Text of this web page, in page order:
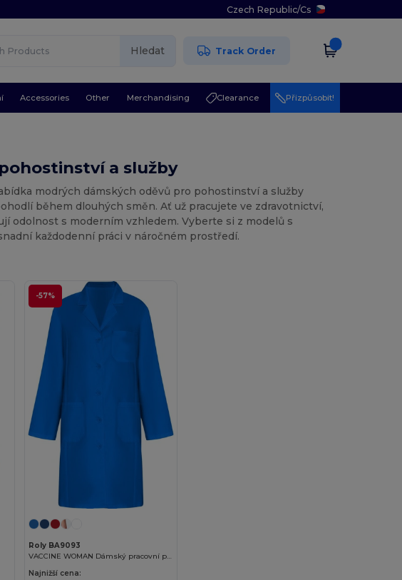
Czech Republic/Cs
Hledat Track Order
Accessories Other Merchandising Clearance Přizpůsobit!
a služby
modrých dámských oděvů pro pohostinství a služby
během dlouhých směn. Ať už pracujete ve zdravotnictví,
odolnost s moderním vzhledem. Vyberte si z modelů s
každodenní práci v náročném prostředí.
-57%
Roly BA9093
VACCINE WOMAN Dámský pracovní plášť s dlouhým rukávem
Najnižší cena: